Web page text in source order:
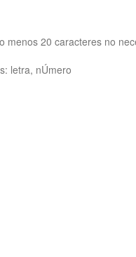
menos 20 caracteres no
letra, nÚmero